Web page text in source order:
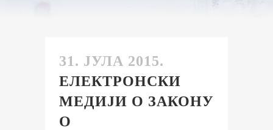
31. ЈУЛА 2015.
ЕЛЕКТРОНСКИ
МЕДИЈИ О ЗАКОНУ
О